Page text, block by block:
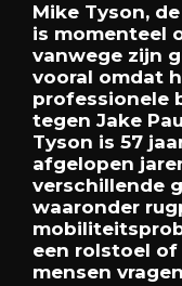
Mike Tyson, de
is momenteel
vanwege zijn
vooral omdat
professionele
tegen Jake
Tyson is 57
afgelopen
verschillende
waaronder
een rolstoel of
mensen vragen